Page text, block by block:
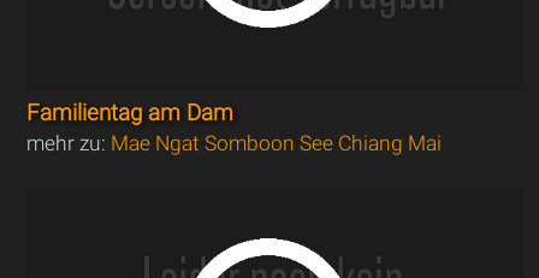
Familientag am Dam
mehr zu: Mae Ngat Somboon See Chiang Mai